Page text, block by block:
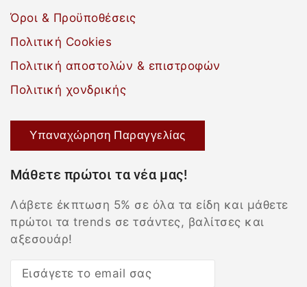
Όροι & Προϋποθέσεις
Πολιτική Cookies
Πολιτική αποστολών & επιστροφών
Πολιτική χονδρικής
Υπαναχώρηση Παραγγελίας
Μάθετε πρώτοι τα νέα μας!
Λάβετε έκπτωση 5% σε όλα τα είδη και μάθετε
πρώτοι τα trends σε τσάντες, βαλίτσες και
αξεσουάρ!